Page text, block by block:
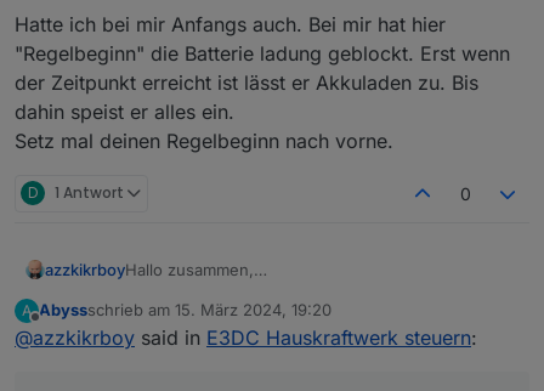
macht er es schon wieder. Akku bei 0% und er
speist 300 Watt lieber ins Netz als in den Akku. :/
Update:
Scheinbar ist es ein Bug bei 0% Akku. Schaltet man
die Regelung ab und bei 1% Akku wieder ein,
funktioniert es wieder… Das macht das ganze nur
für mich leider jetzt unbrauchbar :(
Hatte ich bei mir Anfangs auch. Bei mir hat hier
"Regelbeginn" die Batterie ladung geblockt. Erst wenn
der Zeitpunkt erreicht ist lässt er Akkuladen zu. Bis
dahin speist er alles ein.
Setz mal deinen Regelbeginn nach vorne.
D 1 Antwort 0
azzkikrboyHallo zusammen,
Anlage ohne 70% EEG Begrenzung?
A
Offline
Abyssschrieb am 15. März 2024, 19:20
zuletzt editiert von
@azzkikrboy said in E3DC Hauskraftwerk steuern: